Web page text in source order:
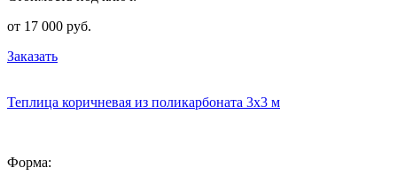
от 17 000 руб.
Заказать
Теплица коричневая из поликарбоната 3х3 м
Форма: